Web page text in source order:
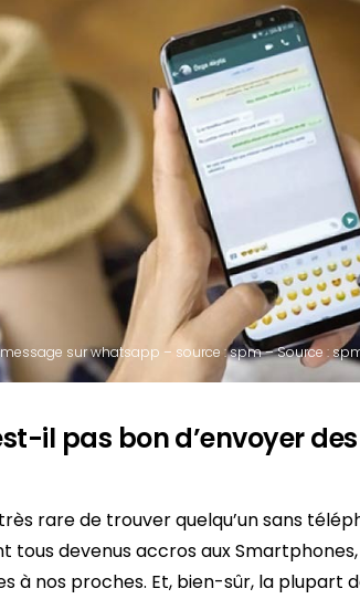
message sur whatsapp – source : spm – Source :
il pas bon d’envoyer
rare de trouver quelqu’un sans
tous devenus accros aux
à nos proches. Et, bien-sûr, la plupart